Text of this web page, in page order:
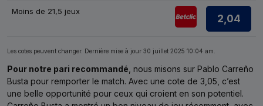
Moins de 21,5 jeux
2,04
Les cotes peuvent changer. Dernière mise à jour 30 juillet 2025 10:04 am
Pour notre pari recommandé , nous misons sur Pablo Carreño
Busta pour remporter le match. Avec une cote de 3,05, c’est
une belle opportunité pour ceux qui croient en son potentiel.